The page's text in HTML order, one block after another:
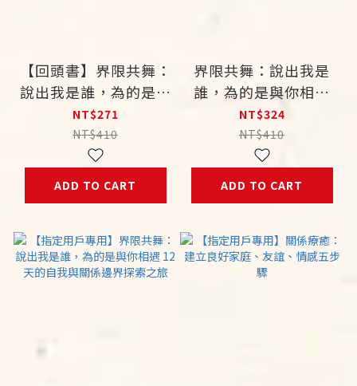
【回頭書】界限共舞：
說出我是誰，為的是與
關係邊界探索之旅
NT$271
NT$410
ADD TO CART
界限共舞：說出我是
誰，為的是與你相遇
12 天的自我與關係邊
界探索之旅
NT$324
NT$410
ADD TO CART